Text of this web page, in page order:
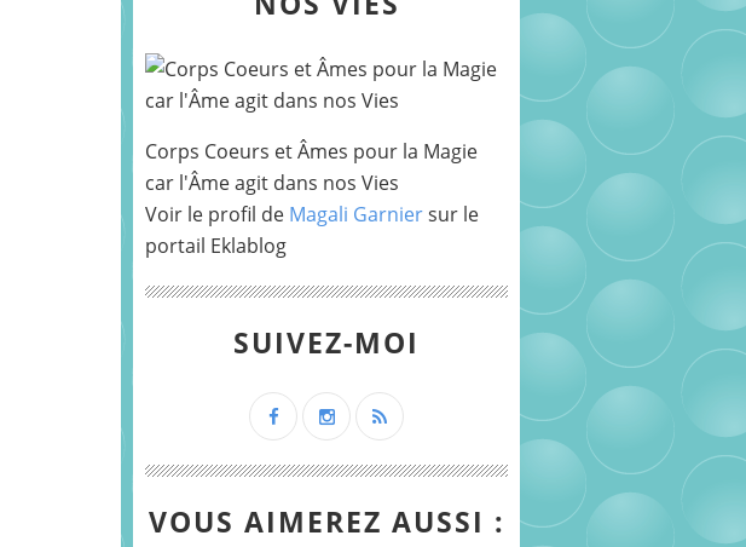
Corps Coeurs et Âmes pour la Magie
car l'Âme agit dans nos Vies
Voir le profil de Magali Garniersur le
portail Eklablog
SUIVEZ-MOI
VOUS AIMEREZ AUSSI :